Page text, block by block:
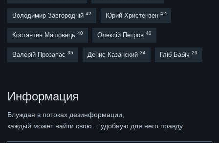
Володимир Завгородній 42 Юрий Христензен 42
Костянтин Машовець 40 Олексій Петров 40
Валерій Прозапас 35 Денис Казанский 34 Гліб Бабіч 29
Информация
Блуждая в потоках дезинформации,
каждый может найти свою… удобную для него правду.